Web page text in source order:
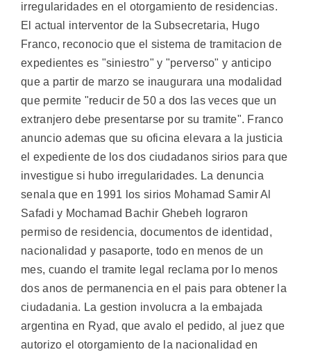
irregularidades en el otorgamiento de residencias.
El actual interventor de la Subsecretaria, Hugo
Franco, reconocio que el sistema de tramitacion de
expedientes es "siniestro" y "perverso" y anticipo
que a partir de marzo se inaugurara una modalidad
que permite "reducir de 50 a dos las veces que un
extranjero debe presentarse por su tramite". Franco
anuncio ademas que su oficina elevara a la justicia
el expediente de los dos ciudadanos sirios para que
investigue si hubo irregularidades. La denuncia
senala que en 1991 los sirios Mohamad Samir Al
Safadi y Mochamad Bachir Ghebeh lograron
permiso de residencia, documentos de identidad,
nacionalidad y pasaporte, todo en menos de un
mes, cuando el tramite legal reclama por lo menos
dos anos de permanencia en el pais para obtener la
ciudadania. La gestion involucra a la embajada
argentina en Ryad, que avalo el pedido, al juez que
autorizo el otorgamiento de la nacionalidad en